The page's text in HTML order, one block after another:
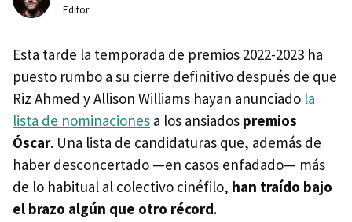
Editor
Esta tarde la temporada de premios 2022-2023 ha
puesto rumbo a su cierre definitivo después de que
Riz Ahmed y Allison Williams hayan anunciado la
lista de nominaciones a los ansiados premios
Óscar. Una lista de candidaturas que, además de
haber desconcertado —en casos enfadado— más
de lo habitual al colectivo cinéfilo, han traído bajo
el brazo algún que otro récord.